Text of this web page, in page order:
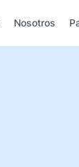
Nosotros